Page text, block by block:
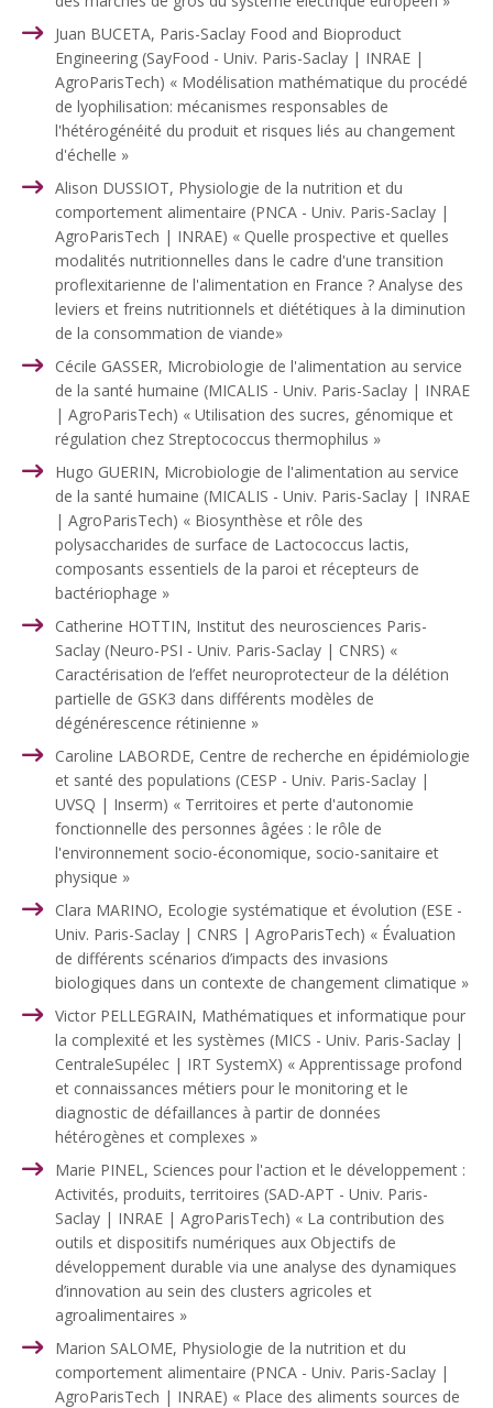
Juan BUCETA, Paris-Saclay Food and Bioproduct
Engineering (SayFood - Univ. Paris-Saclay | INRAE |
AgroParisTech) « Modélisation mathématique du procédé
de lyophilisation: mécanismes responsables de
l'hétérogénéité du produit et risques liés au changement
d'échelle »
Alison DUSSIOT, Physiologie de la nutrition et du
comportement alimentaire (PNCA - Univ. Paris-Saclay |
AgroParisTech | INRAE) « Quelle prospective et quelles
modalités nutritionnelles dans le cadre d'une transition
proflexitarienne de l'alimentation en France ? Analyse des
leviers et freins nutritionnels et diététiques à la diminution
de la consommation de viande»
Cécile GASSER, Microbiologie de l'alimentation au service
de la santé humaine (MICALIS - Univ. Paris-Saclay | INRAE
| AgroParisTech) « Utilisation des sucres, génomique et
régulation chez Streptococcus thermophilus »
Hugo GUERIN, Microbiologie de l'alimentation au service
de la santé humaine (MICALIS - Univ. Paris-Saclay | INRAE
| AgroParisTech) « Biosynthèse et rôle des
polysaccharides de surface de Lactococcus lactis,
composants essentiels de la paroi et récepteurs de
bactériophage »
Catherine HOTTIN, Institut des neurosciences Paris-
Saclay (Neuro-PSI - Univ. Paris-Saclay | CNRS) «
Caractérisation de l’effet neuroprotecteur de la délétion
partielle de GSK3 dans différents modèles de
dégénérescence rétinienne »
Caroline LABORDE, Centre de recherche en épidémiologie
et santé des populations (CESP - Univ. Paris-Saclay |
UVSQ | Inserm) « Territoires et perte d'autonomie
fonctionnelle des personnes âgées : le rôle de
l'environnement socio-économique, socio-sanitaire et
physique »
Clara MARINO, Ecologie systématique et évolution (ESE -
Univ. Paris-Saclay | CNRS | AgroParisTech) « Évaluation
de différents scénarios d’impacts des invasions
biologiques dans un contexte de changement climatique »
Victor PELLEGRAIN, Mathématiques et informatique pour
la complexité et les systèmes (MICS - Univ. Paris-Saclay |
CentraleSupélec | IRT SystemX) « Apprentissage profond
et connaissances métiers pour le monitoring et le
diagnostic de défaillances à partir de données
hétérogènes et complexes »
Marie PINEL, Sciences pour l'action et le développement :
Activités, produits, territoires (SAD-APT - Univ. Paris-
Saclay | INRAE | AgroParisTech) « La contribution des
outils et dispositifs numériques aux Objectifs de
développement durable via une analyse des dynamiques
d’innovation au sein des clusters agricoles et
agroalimentaires »
Marion SALOME, Physiologie de la nutrition et du
comportement alimentaire (PNCA - Univ. Paris-Saclay |
AgroParisTech | INRAE) « Place des aliments sources de